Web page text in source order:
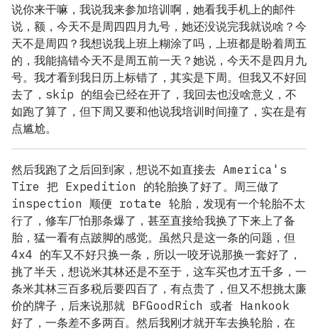
说你来干嘛，我说我来参加培训啊，她看我手机上的邮件
说，额，今天不是周四四月九号，她还没说完我就说啥？今
天不是周四？我想说我上班上糊涂了吗，上班都是盼着周五
的，我能搞错今天不是周五前一天？她说，今天不是四月九
号。我才看到我日历上标错了，其实是下周。但我又不好回
去了，skip 的组会已经在开了，我回去也没啥意义，不
如跑了算了，但下周又要和他说我培训时间撞了，实在是有
点尴尬。
然后我跑了之后回到家，想说不如直接去 America's
Tire 把 Expedition 的轮胎换了好了。周三做了
inspection 顺便 rotate 轮胎，发现有一个轮胎不太
行了，修车厂怕那条爆了，甚至直接给我换了下来上了备
胎，猛一看有点跛脚的感觉。虽然只是这一条的问题，但
4x4 的车又不好只换一条，所以一咬牙说那换一套好了，
挑了半天，想说米其林还是不至于，这车买也才五千多，一
条米其林三百多税后要四百了，有点贵了，但又不想挑太廉
价的牌子，后来说那就 BFGoodRich 或者 Hankook
好了，一条差不多两百。然后我刚才就开车去换轮胎，在